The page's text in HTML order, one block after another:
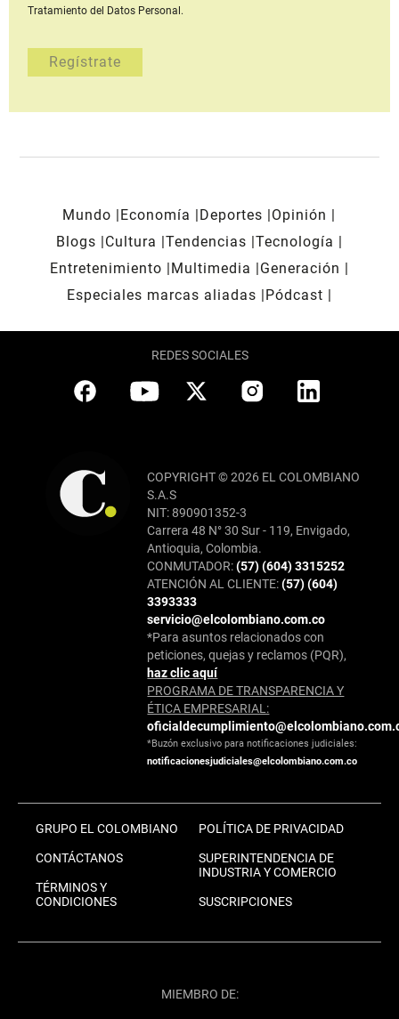
Tratamiento del Datos Personal.
Mundo Economía Deportes
Opinión
Blogs
Cultura Tendencias Tecnología
Entretenimiento
Multimedia
Generación
Especiales marcas aliadas
Pódcast
REDES SOCIALES
COPYRIGHT © 2026 EL COLOMBIANO
S.A.S
NIT: 890901352-3
Carrera 48 N° 30 Sur - 119, Envigado,
Antioquia, Colombia.
CONMUTADOR:(57) (604) 3315252
ATENCIÓN AL CLIENTE:(57) (604)
3393333
servicio@elcolombiano.com.co
*Para asuntos relacionados con
peticiones, quejas y reclamos (PQR),
haz clic aquí
PROGRAMA DE TRANSPARENCIA Y
ÉTICA EMPRESARIAL:
*Buzón exclusivo para notificaciones judiciales:
notificacionesjudiciales@elcolombiano.com.co
GRUPO EL COLOMBIANO
CONTÁCTANOS
TÉRMINOS Y
CONDICIONES
POLÍTICA DE PRIVACIDAD
SUPERINTENDENCIA DE
INDUSTRIA Y COMERCIO
SUSCRIPCIONES
MIEMBRO DE: